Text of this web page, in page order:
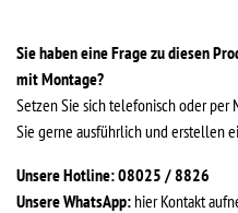
Sie haben eine Frage zu diesen
mit Montage?
Setzen Sie sich telefonisch oder per
Sie gerne ausführlich und erstellen
Unsere Hotline: 08025 / 8826
Unsere WhatsApp: hier Kontakt